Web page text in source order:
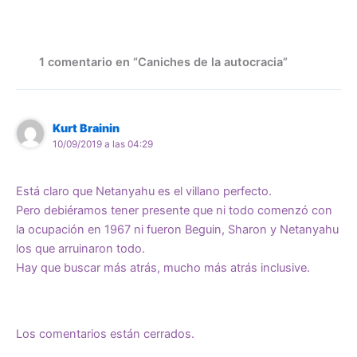
1 comentario en “Caniches de la autocracia”
Kurt Brainin
10/09/2019 a las 04:29
Está claro que Netanyahu es el villano perfecto.
Pero debiéramos tener presente que ni todo comenzó con
la ocupación en 1967 ni fueron Beguin, Sharon y Netanyahu
los que arruinaron todo.
Hay que buscar más atrás, mucho más atrás inclusive.
Los comentarios están cerrados.